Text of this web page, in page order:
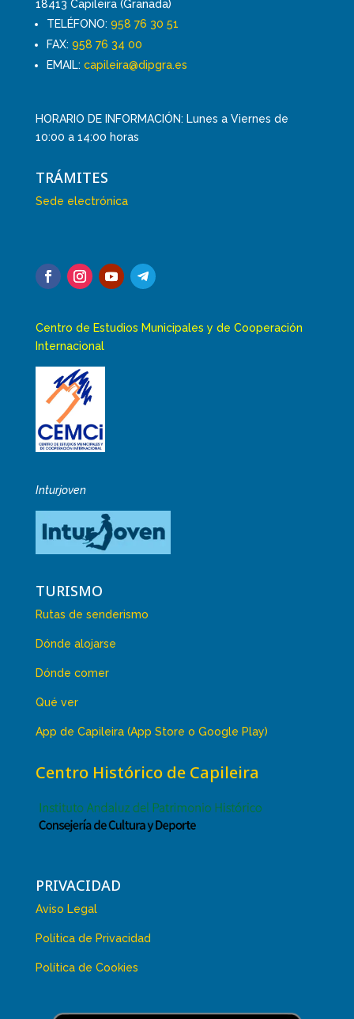
18413 Capileira (Granada)
TELÉFONO: 958 76 30 51
FAX: 958 76 34 00
EMAIL: capileira@dipgra.es
HORARIO DE INFORMACIÓN: Lunes a Viernes de
10:00 a 14:00 horas
TRÁMITES
Sede electrónica
Centro de Estudios Municipales y de Cooperación
Internacional
Inturjoven
TURISMO
Rutas de senderismo
Dónde alojarse
Dónde comer
Qué ver
App de Capileira (App Store o Google Play)
Centro Histórico de Capileira
PRIVACIDAD
Aviso Legal
Política de Privacidad
Política de Cookies